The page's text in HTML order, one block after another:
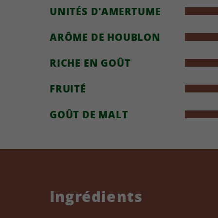
UNITÉS D'AMERTUME
ARÔME DE HOUBLON
RICHE EN GOÛT
FRUITÉ
GOÛT DE MALT
Ingrédients